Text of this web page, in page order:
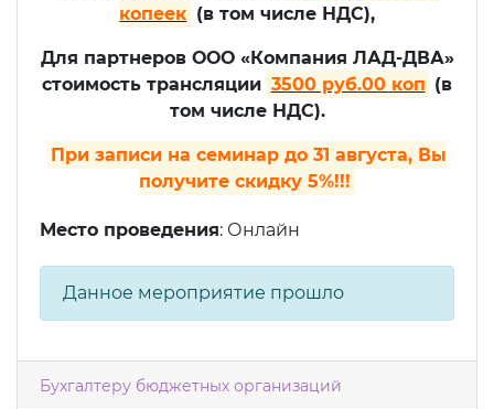
копеек (в том числе НДС),
Для партнеров ООО «Компания ЛАД-ДВА»
стоимость трансляции 3500 руб.00 коп (в
том числе НДС).
При записи на семинар до 31 августа, Вы
получите скидку 5%!!!
Место проведения: Онлайн
Данное мероприятие прошло
Бухгалтеру бюджетных организаций